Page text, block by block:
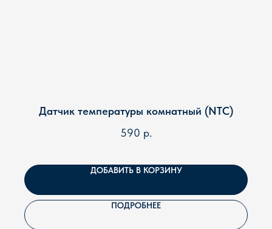
Датчик температуры комнатный (NTC)
590 р.
ДОБАВИТЬ В КОРЗИНУ
ПОДРОБНЕЕ